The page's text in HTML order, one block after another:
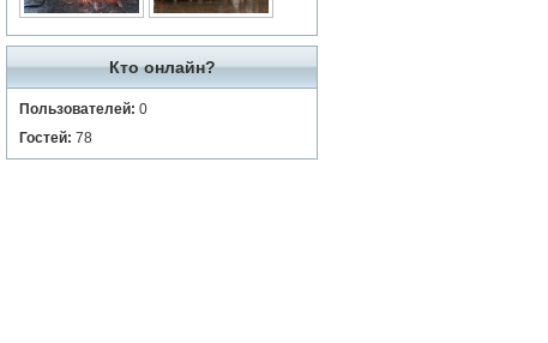
Кто онлайн?
Пользователей: 0
Гостей: 78